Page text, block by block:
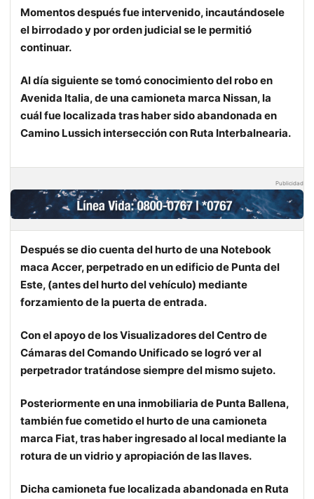
Momentos después fue intervenido, incautándosele
el birrodado y por orden judicial se le permitió
continuar.
Al día siguiente se tomó conocimiento del robo en
Avenida Italia, de una camioneta marca Nissan, la
cuál fue localizada tras haber sido abandonada en
Camino Lussich intersección con Ruta Interbalnearia.
Publicidad
Después se dio cuenta del hurto de una Notebook
maca Accer, perpetrado en un edificio de Punta del
Este, (antes del hurto del vehículo) mediante
forzamiento de la puerta de entrada.
Con el apoyo de los Visualizadores del Centro de
Cámaras del Comando Unificado se logró ver al
perpetrador tratándose siempre del mismo sujeto.
Posteriormente en una inmobiliaria de Punta Ballena,
también fue cometido el hurto de una camioneta
marca Fiat, tras haber ingresado al local mediante la
rotura de un vidrio y apropiación de las llaves.
Dicha camioneta fue localizada abandonada en Ruta